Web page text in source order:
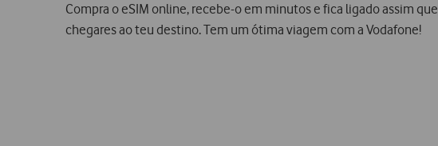
Compra o eSIM online, recebe-o em minutos e fica ligado assim que
chegares ao teu destino. Tem um ótima viagem com a Vodafone!